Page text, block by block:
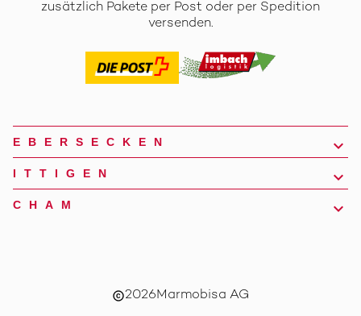
zusätzlich Pakete per Post oder per Spedition
versenden.
EBERSECKEN
ITTIGEN
CHAM
copyright2026Marmobisa AG